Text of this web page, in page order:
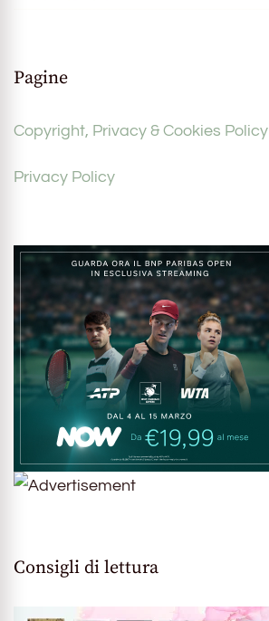
Pagine
Copyright, Privacy & Cookies Policy
Privacy Policy
Consigli di lettura